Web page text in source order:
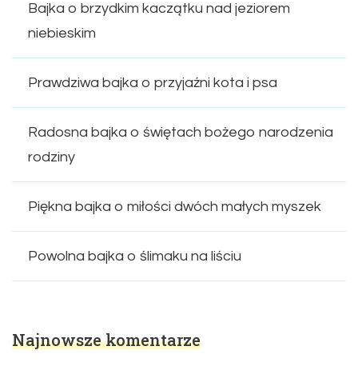
Bajka o brzydkim kaczątku nad jeziorem
niebieskim
Prawdziwa bajka o przyjaźni kota i psa
Radosna bajka o świętach bożego narodzenia
rodziny
Piękna bajka o miłości dwóch małych myszek
Powolna bajka o ślimaku na liściu
Najnowsze komentarze